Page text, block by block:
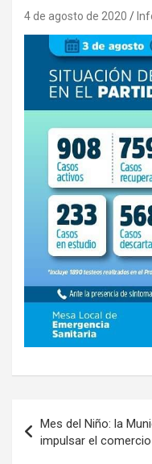
4 de agosto de 2020
de
Mes del Niño: la
impulsar el